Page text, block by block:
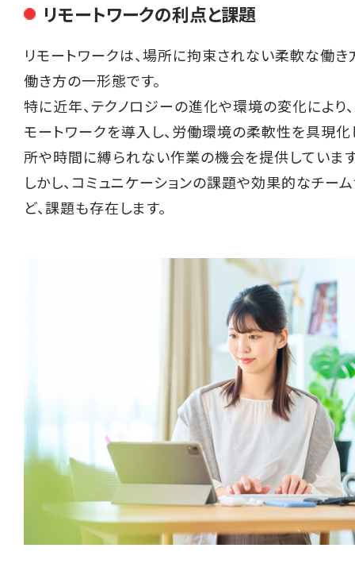
リモートワークの利点と課題
リモートワークは、場所に拘束されない柔軟な働
働き方の一形態です。
特に近年、テクノロジーの進化や環境の変化により
モートワークを導入し、労働環境の柔軟性を具現化
所や時間に縛られない作業の機会を提供しています
しかし、コミュニケーションの課題や効果的なチー
ど、課題も存在します。